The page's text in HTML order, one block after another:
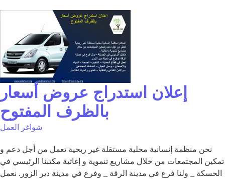
إعلان استدراج عروض أسعار
بالظرف المفتوح
شواغر العمل
نحن منظمة إنسانية محلية مستقلة غير ربحية تعمل من أجل دعم و
تمكين المجتمعات من خلال مشاريع تنموية و إغاثية مكتبنا الرئيسي في
الحسكة _ ولنا فرع في مدينة الرقة _ وفرع في مدينة دير الزور. نعمل